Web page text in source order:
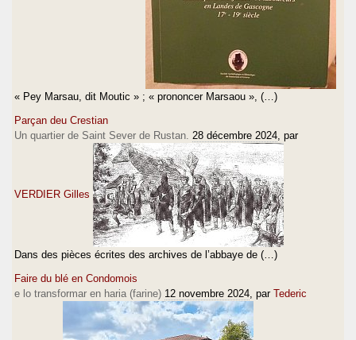
« Pey Marsau, dit Moutic » ; « prononcer Marsaou », (…)
Parçan deu Crestian
Un quartier de Saint Sever de Rustan. 28 décembre 2024 , par
VERDIER Gilles
Dans des pièces écrites des archives de l’abbaye de (…)
Faire du blé en Condomois
e lo transformar en haria (farine) 12 novembre 2024 , par Tederic